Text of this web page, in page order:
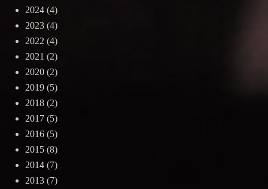
2024(4)
2023(4)
2022 (4)
2021 (2)
2020(2)
2019(5)
2018(2)
2017(5)
2016(5)
2015(8)
2014(7)
2013(7)